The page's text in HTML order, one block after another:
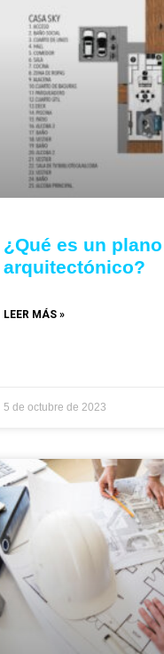
¿Qué es un plano
arquitectónico?
LEER MÁS »
5 de octubre de 2023